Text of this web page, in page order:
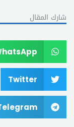
شارك المقال
Twitter